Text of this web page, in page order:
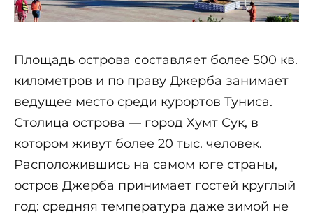
Площадь острова составляет более 500 кв.
километров и по праву Джерба занимает
ведущее место среди курортов Туниса.
Столица острова — город Хумт Сук, в
котором живут более 20 тыс. человек.
Расположившись на самом юге страны,
остров Джерба принимает гостей круглый
год: средняя температура даже зимой не